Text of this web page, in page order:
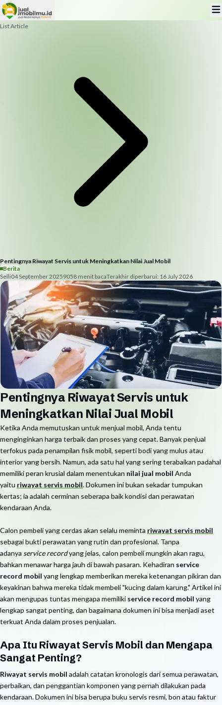
List Article
Pentingnya Riwayat Servis untuk Meningkatkan Nilai Jual Mobil
Berita
Selli04 September 20259058 menit bacaTerakhir diperbarui: 16 July 2026
Pentingnya Riwayat Servis untuk
Meningkatkan Nilai Jual Mobil
Ketika Anda memutuskan untuk menjual mobil, Anda tentu
menginginkan harga terbaik dan proses yang cepat. Banyak penjual
terfokus pada penampilan fisik mobil, seperti bodi yang mulus atau
interior yang bersih. Namun, ada satu hal yang sering terabaikan padahal
memiliki peran krusial dalam menentukan nilai jual mobil Anda
yaitu riwayat servis mobil. Dokumen ini bukan sekadar tumpukan
kertas; ia adalah cerminan seberapa baik kondisi dan perawatan
kendaraan Anda.
Calon pembeli yang cerdas akan selalu meminta riwayat servis mobil
sebagai bukti perawatan yang rutin dan profesional. Tanpa
adanya service recordyang jelas, calon pembeli mungkin akan ragu,
bahkan menawar harga jauh di bawah pasaran. Kehadiran service
record mobil yang lengkap memberikan mereka ketenangan pikiran dan
keyakinan bahwa mereka tidak membeli "kucing dalam karung." Artikel ini
akan mengupas tuntas mengapa memiliki service record mobil yang
lengkap sangat penting, dan bagaimana dokumen ini bisa menjadi aset
terkuat Anda dalam proses penjualan.
Apa Itu Riwayat Servis Mobil dan Mengapa
Sangat Penting?
Riwayat servis mobil adalah catatan kronologis dari semua perawatan,
perbaikan, dan penggantian komponen yang pernah dilakukan pada
kendaraan. Dokumen ini bisa berupa buku servis resmi, bon atau faktur